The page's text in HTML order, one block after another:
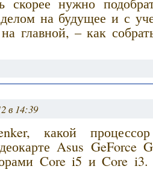
на будущее и с
главной, – как
в 14:39
какой
Asus GeForce
Core i5 и Core